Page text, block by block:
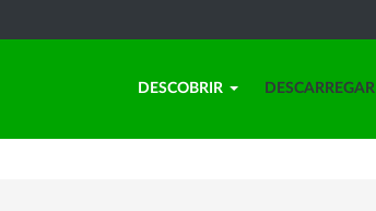
DESCOBRIR DESCARREGAR